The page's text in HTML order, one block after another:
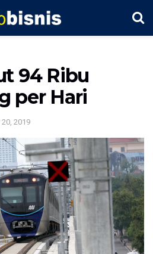
94 Ribu
per Hari
2019